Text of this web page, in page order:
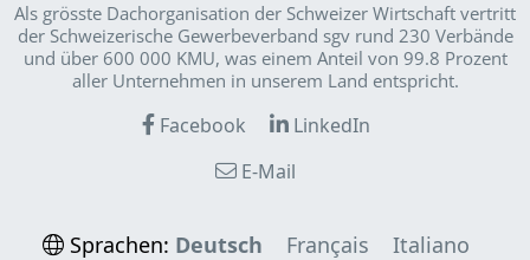
Als grösste Dachorganisation der Schweizer Wirt­schaft vertritt
der Schweizerische Gewerbeverband sgv rund 230 Verbände
und über 600 000 KMU, was einem Anteil von 99.8 Prozent
aller Unternehmen in unserem Land entspricht.
Facebook
LinkedIn
E-Mail
Sprachen: Deutsch Français
Italiano